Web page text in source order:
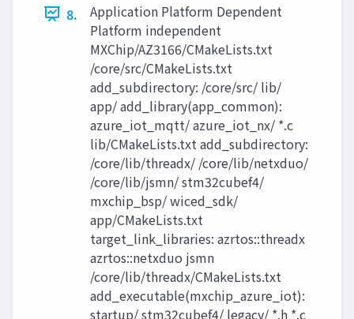
8.
Application Platform Dependent
Platform independent
MXChip/AZ3166/CMakeLists.txt
/core/src/CMakeLists.txt
add_subdirectory: /core/src/ lib/
app/ add_library(app_common):
azure_iot_mqtt/ azure_iot_nx/ *.c
lib/CMakeLists.txt add_subdirectory:
/core/lib/threadx/ /core/lib/netxduo/
/core/lib/jsmn/ stm32cubef4/
mxchip_bsp/ wiced_sdk/
app/CMakeLists.txt
target_link_libraries: azrtos::threadx
azrtos::netxduo jsmn
/core/lib/threadx/CMakeLists.txt
add_executable(mxchip_azure_iot):
startup/ stm32cubef4/ legacy/ *.h *.c